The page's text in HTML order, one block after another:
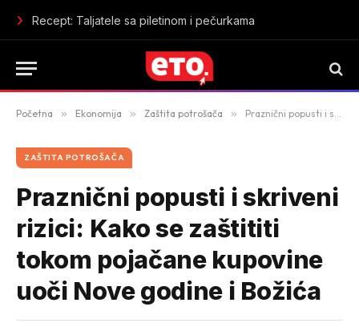
Tržište rada mijenja pravila: više nije dovoljno šta si završio,
Početna » Ekonomija » Zaštita potrošača » Praznični popusti i skriveni rizici: Kako se zaštititi tokom pojačane kupovine uoči Nove godine i Božića
ZAŠTITA POTROŠAČA
Praznični popusti i skriveni
rizici: Kako se zaštititi
tokom pojačane kupovine
uoči Nove godine i Božića